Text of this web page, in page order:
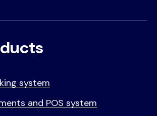
system
and POS system